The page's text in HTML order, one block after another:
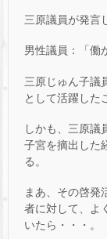
三原議員が発言
男性議員：「働
三原じゅん子議
として活躍した
しかも、三原議
子宮を摘出した
る。
まあ、その啓発
者に対して、よ
いたら・・・。